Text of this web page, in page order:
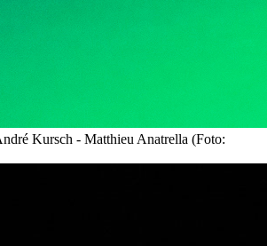
Kursch - Matthieu Anatrella (Foto: